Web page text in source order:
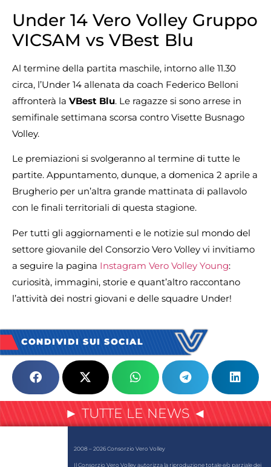
Under 14 Vero Volley Gruppo
VICSAM vs VBest Blu
Al termine della partita maschile, intorno alle 11.30
circa, l’Under 14 allenata da coach Federico Belloni
affronterà la VBest Blu. Le ragazze si sono arrese in
semifinale settimana scorsa contro Visette Busnago
Volley.
Le premiazioni si svolgeranno al termine di tutte le
partite. Appuntamento, dunque, a domenica 2 aprile a
Brugherio per un’altra grande mattinata di pallavolo
con le finali territoriali di questa stagione.
Per tutti gli aggiornamenti e le notizie sul mondo del
settore giovanile del Consorzio Vero Volley vi invitiamo
a seguire la pagina Instagram Vero Volley Young:
curiosità, immagini, storie e quant’altro raccontano
l’attività dei nostri giovani e delle squadre Under!
CONDIVIDI SUI SOCIAL
► TUTTE LE NEWS ◄
2008 – 2026 Consorzio Vero Volley
Il Consorzio Vero Volley autorizza la riproduzione totale e/o parziale dei